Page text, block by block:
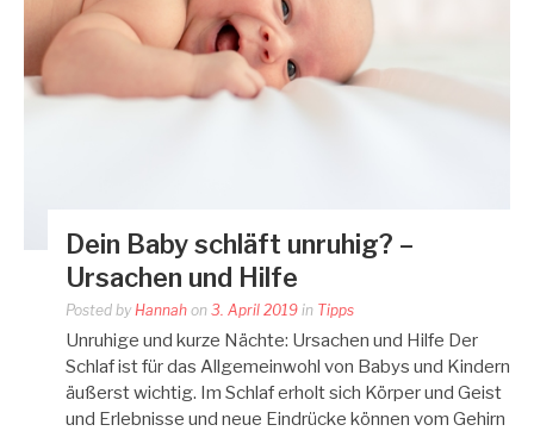
Dein Baby schläft unruhig? –
Ursachen und Hilfe
Posted by Hannah on 3. April 2019 in Tipps
Unruhige und kurze Nächte: Ursachen und Hilfe Der
Schlaf ist für das Allgemeinwohl von Babys und Kindern
äußerst wichtig. Im Schlaf erholt sich Körper und Geist
und Erlebnisse und neue Eindrücke können vom Gehirn